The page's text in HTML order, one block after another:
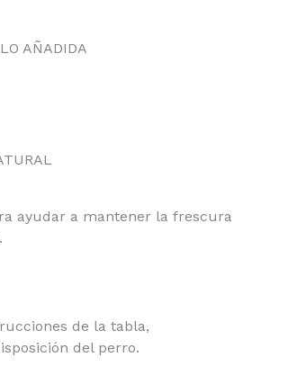
AÑADIDA
ayudar a mantener la frescura
de la tabla,
del perro.